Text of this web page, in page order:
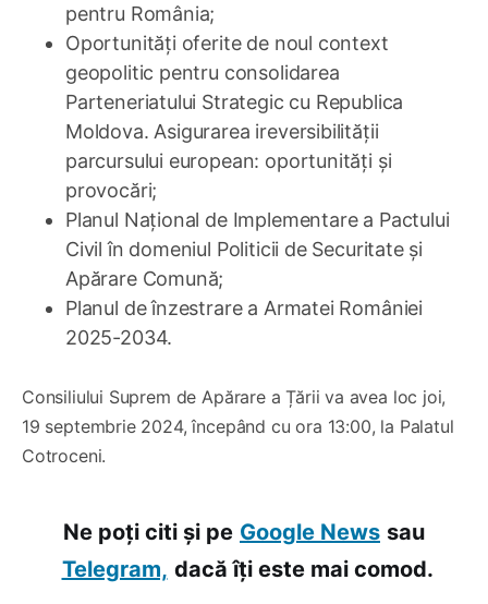
pentru România;
Oportunități oferite de noul context
geopolitic pentru consolidarea
Parteneriatului Strategic cu Republica
Moldova. Asigurarea ireversibilității
parcursului european: oportunități și
provocări;
Planul Național de Implementare a Pactului
Civil în domeniul Politicii de Securitate și
Apărare Comună;
Planul de înzestrare a Armatei României
2025-2034.
Consiliului Suprem de Apărare a Țării va avea loc joi,
19 septembrie 2024, începând cu ora 13:00, la Palatul
Cotroceni.
Ne poți citi și pe Google News sau
Telegram, dacă îți este mai comod.